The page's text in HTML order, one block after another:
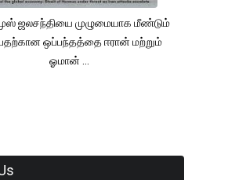
ஜலசந்தியை முழுமையாக மீண்டும்
ஒப்பந்தத்தை ஈரான் மற்றும்
ஓமான் ...